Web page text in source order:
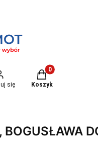
się
Produkty w
Koszyk